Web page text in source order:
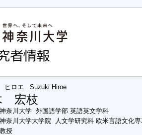
ヒロエ Suzuki Hiroe
宏枝
神奈川大学 外国語学部 英語英文学科
神奈川大学大学院 人文学研究科 欧米言語文化
教授